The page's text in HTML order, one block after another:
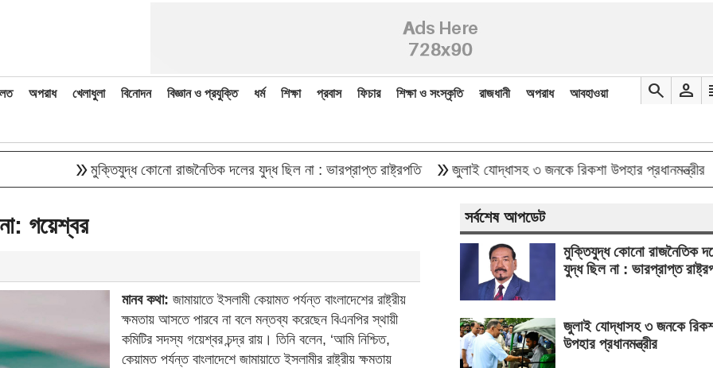
অপরাধ খেলাধুলা বিনোদন বিজ্ঞান ও প্রযুক্তি ধর্ম শিক্ষা প্রবাস ফিচার শিক্ষা ও সংস্কৃতি রাজধানী অপরাধ আবহাওয়া search person
মুক্তিযুদ্ধ কোনো রাজনৈতিক দলের যুদ্ধ ছিল না : ভারপ্রাপ্ত রাষ্ট্রপতি double_arrowজুলাই যোদ্ধাসহ ৩ জনকে রিকশা উপহার প্রধানমন্ত্রীর double_arrow
গয়েশ্বর
মানব কথা: জামায়াতে ইসলামী কেয়ামত পর্যন্ত বাংলাদেশের রাষ্ট্রীয়
ক্ষমতায় আসতে পারবে না বলে মন্তব্য করেছেন বিএনপির স্থায়ী
কমিটির সদস্য গয়েশ্বর চন্দ্র রায়। তিনি বলেন, ‘আমি নিশ্চিত,
কেয়ামত পর্যন্ত বাংলাদেশে জামায়াতে ইসলামীর রাষ্ট্রীয় ক্ষমতায়
সর্বশেষ আপডেট
মুক্তিযুদ্ধ কোনো রাজনৈতিক
যুদ্ধ ছিল না : ভারপ্রাপ্ত
জুলাই যোদ্ধাসহ ৩ জনকে
উপহার প্রধানমন্ত্রীর